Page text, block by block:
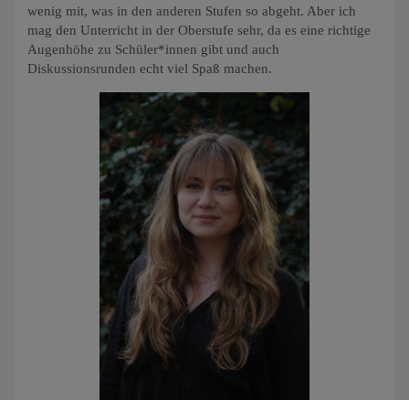
wenig mit, was in den anderen Stufen so abgeht. Aber ich
mag den Unterricht in der Oberstufe sehr, da es eine richtige
Augenhöhe zu Schüler*innen gibt und auch
Diskussionsrunden echt viel Spaß machen.